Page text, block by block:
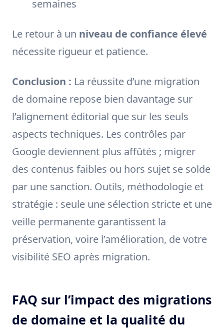
semaines
Le retour à un niveau de confiance élevé
nécessite rigueur et patience.
Conclusion : La réussite d’une migration
de domaine repose bien davantage sur
l’alignement éditorial que sur les seuls
aspects techniques. Les contrôles par
Google deviennent plus affûtés ; migrer
des contenus faibles ou hors sujet se solde
par une sanction. Outils, méthodologie et
stratégie : seule une sélection stricte et une
veille permanente garantissent la
préservation, voire l’amélioration, de votre
visibilité SEO après migration.
FAQ sur l’impact des migrations
de domaine et la qualité du